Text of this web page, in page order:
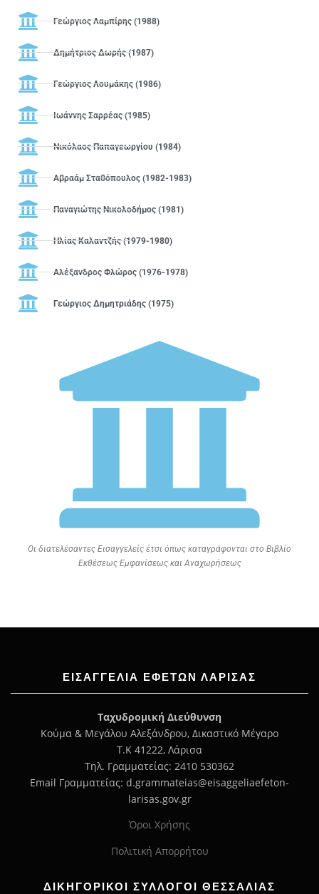
Γεώργιος Λαμπίρης (1988)
Δημήτριος Δωρής (1987)
Γεώργιος Λουμάκης (1986)
Ιωάννης Σαρρέας (1985)
Νικόλαος Παπαγεωργίου (1984)
Αβραάμ Σταθόπουλος (1982-1983)
Παναγιώτης Νικολοδήμος (1981)
Ηλίας Καλαντζής (1979-1980)
Αλέξανδρος Φλώρος (1976-1978)
Γεώργιος Δημητριάδης (1975)
Οι διατελέσαντες Εισαγγελείς έτσι όπως καταγράφονται στο Βιβλίο
Εκθέσεως Εμφανίσεως και Αναχωρήσεως
ΕΙΣΑΓΓΕΛΊΑ ΕΦΕΤΏΝ ΛΆΡΙΣΑΣ
Ταχυδρομική Διεύθυνση
Κούμα & Μεγάλου Αλεξάνδρου, Δικαστικό Μέγαρο
Τ.Κ 41222, Λάρισα
Τηλ. Γραμματείας: 2410 530362
Email Γραμματείας: d.grammateias@eisaggeliaefeton-
larisas.gov.gr
Όροι Χρήσης
Πολιτική Απορρήτου
ΔΙΚΗΓΟΡΙΚΟΙ ΣΥΛΛΟΓΟΙ ΘΕΣΣΑΛΙΑΣ